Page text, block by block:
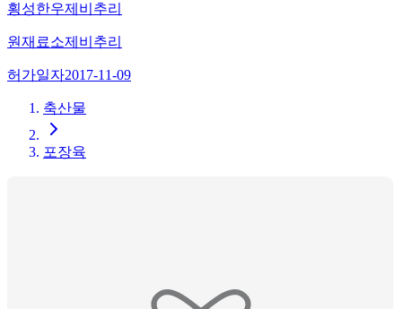
횡성한우제비추리
원재료소제비추리
허가일자2017-11-09
축산물
포장육